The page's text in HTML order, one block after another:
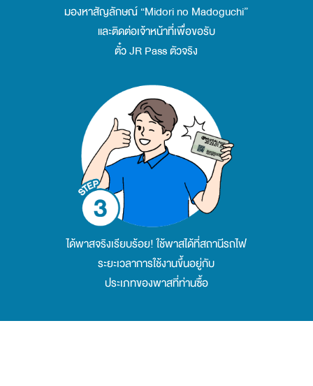
มองหาสัญลักษณ์ “Midori no Madoguchi”
และติดต่อเจ้าหน้าที่เพื่อขอรับ
ตั๋ว JR Pass ตัวจริง
ได้พาสจริงเรียบร้อย! ใช้พาสได้ที่สถานีรถไฟ
ระยะเวลาการใช้งานขึ้นอยู่กับ
ประเภทของพาสที่ท่านซื้อ